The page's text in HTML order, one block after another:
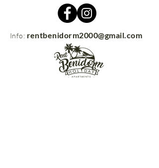
Info: rentbenidorm2000@gmail.com